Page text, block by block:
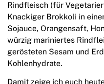
Rindfleisch (für
Knackiger Brokkoli in
Sojauce, Orangensaft,
würzig mariniertes
gerösteten Sesam und
Kohlenhydrate.
Damit zeige ich euch